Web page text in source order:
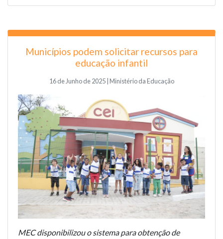
Municípios podem solicitar recursos para
educação infantil
16 de Junho de 2025 | Ministério da Educação
MEC disponibilizou o sistema para obtenção de